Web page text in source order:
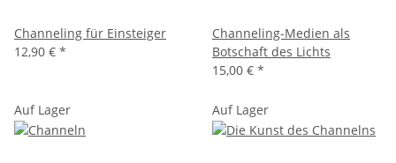
Channeling für Einsteiger
12,90 € *
Channeling-Medien als
Botschaft des Lichts
15,00 € *
Auf Lager Auf Lager